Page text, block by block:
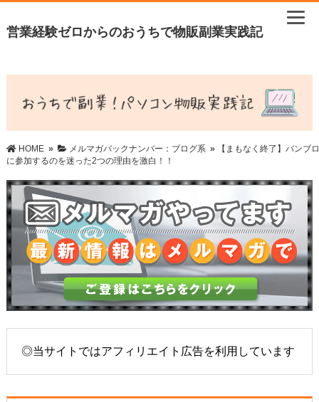
営業経験ゼロからのおうちで物販副業実践記
HOME» メルマガバックナンバー：ブログ系»
【まもなく終了】バンブロ
に参加するのを迷った2つの理由を激白！！
◎当サイトではアフィリエイト広告を利用しています